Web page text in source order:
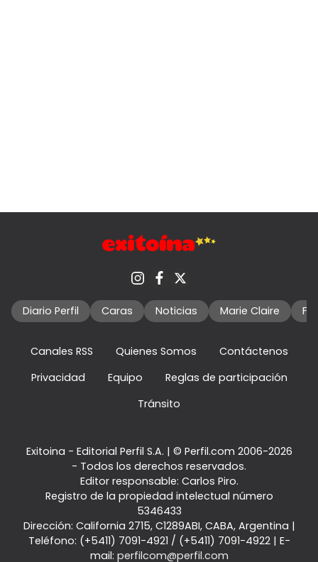
Diario Perfil Caras Noticias Marie Claire
Canales RSS Quienes Somos
Contáctenos
Privacidad
Equipo
Reglas de participación
Tránsito
Exitoina - Editorial Perfil S.A. | © Perfil.com 2006-2026
- Todos los derechos reservados.
Editor responsable: Carlos Piro.
Registro de la propiedad intelectual número
5346433
Dirección: California 2715, C1289ABI, CABA, Argentina |
Teléfono: (+5411) 7091-4921 / (+5411) 7091-4922| E-
mail: perfilcom@perfil.com